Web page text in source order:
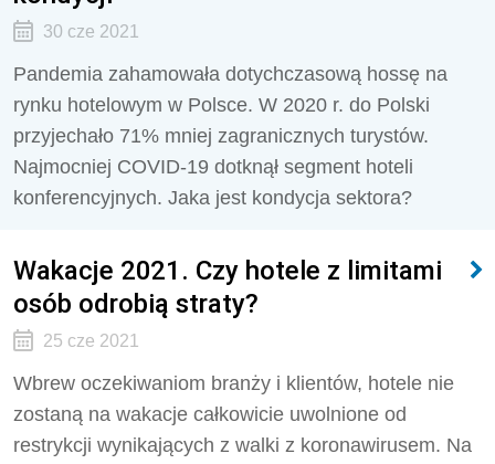
30 cze 2021
Pandemia zahamowała dotychczasową hossę na
rynku hotelowym w Polsce. W 2020 r. do Polski
przyjechało 71% mniej zagranicznych turystów.
Najmocniej COVID-19 dotknął segment hoteli
konferencyjnych. Jaka jest kondycja sektora?
Wakacje 2021. Czy hotele z limitami
osób odrobią straty?
25 cze 2021
Wbrew oczekiwaniom branży i klientów, hotele nie
zostaną na wakacje całkowicie uwolnione od
restrykcji wynikających z walki z koronawirusem. Na